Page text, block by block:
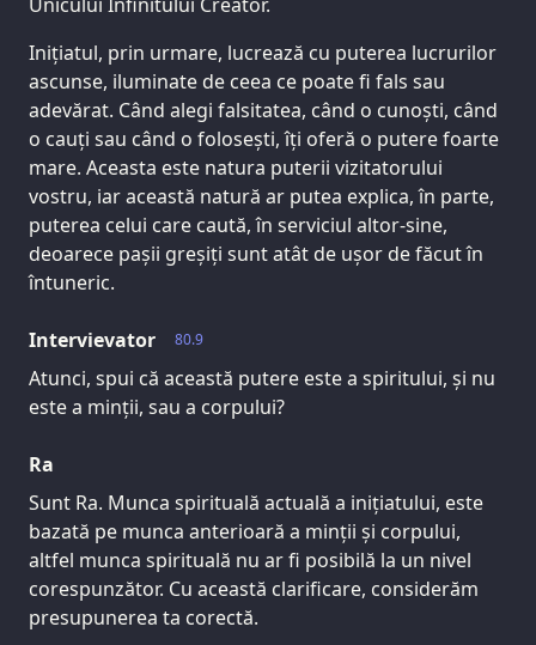
Inițiatul, prin urmare, lucrează cu puterea lucrurilor
ascunse, iluminate de ceea ce poate fi fals sau
adevărat. Când alegi falsitatea, când o cunoști, când
o cauți sau când o folosești, îți oferă o putere foarte
mare. Aceasta este natura puterii vizitatorului
vostru, iar această natură ar putea explica, în parte,
puterea celui care caută, în serviciul altor-sine,
deoarece pașii greșiți sunt atât de ușor de făcut în
întuneric.
80.9
Intervievator
Atunci, spui că această putere este a spiritului, și nu
este a minții, sau a corpului?
Ra
Sunt Ra. Munca spirituală actuală a inițiatului, este
bazată pe munca anterioară a minții și corpului,
altfel munca spirituală nu ar fi posibilă la un nivel
corespunzător. Cu această clarificare, considerăm
presupunerea ta corectă.